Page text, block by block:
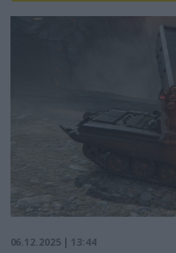
06.12.2025 | 13:44